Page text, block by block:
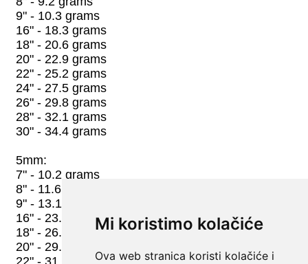
Mi koristimo kolačiće
Ova web stranica koristi kolačiće i